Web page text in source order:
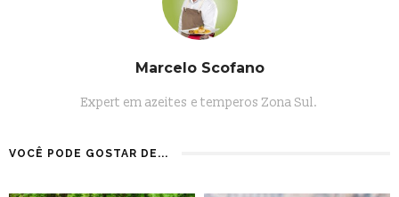
Marcelo Scofano
Expert em azeites e temperos Zona Sul.
VOCÊ PODE GOSTAR DE...